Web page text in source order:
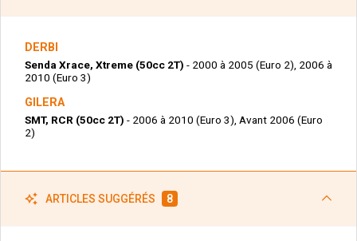
DERBI
Senda Xrace, Xtreme (50cc 2T) - 2000 à 2005 (Euro 2), 2006 à
2010 (Euro 3)
GILERA
SMT, RCR (50cc 2T) - 2006 à 2010 (Euro 3), Avant 2006 (Euro
2)
ARTICLES SUGGÉRÉS 8